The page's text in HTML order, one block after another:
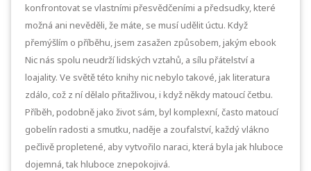
konfrontovat se vlastními přesvědčeními a předsudky, které
možná ani nevěděli, že máte, se musí udělit úctu. Když
přemýšlím o příběhu, jsem zasažen způsobem, jakým ebook
Nic nás spolu neudrží lidských vztahů, a sílu přátelství a
loajality. Ve světě této knihy nic nebylo takové, jak literatura
zdálo, což z ní dělalo přitažlivou, i když někdy matoucí četbu.
Příběh, podobně jako život sám, byl komplexní, často matoucí
gobelín radosti a smutku, naděje a zoufalství, každý vlákno
pečlivě propletené, aby vytvořilo naraci, která byla jak hluboce
dojemná, tak hluboce znepokojivá.